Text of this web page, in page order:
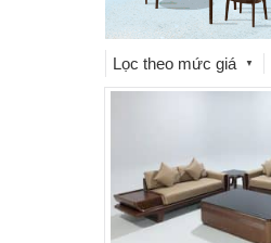
Lọc theo mức giá ▼